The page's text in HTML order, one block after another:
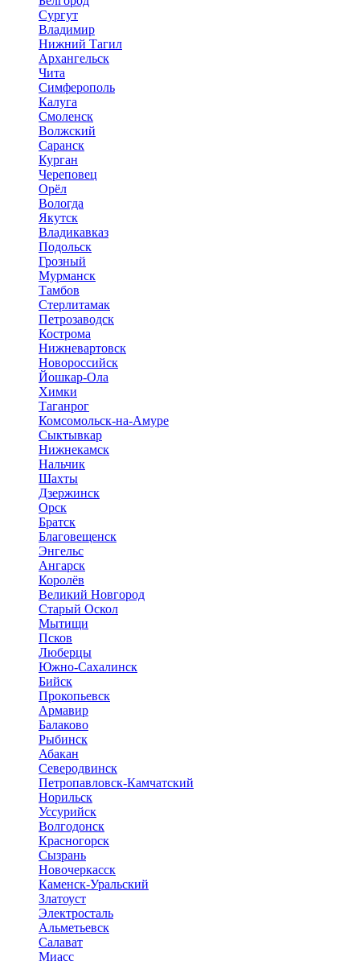
Сургут
Владимир
Нижний Тагил
Архангельск
Чита
Симферополь
Калуга
Смоленск
Волжский
Саранск
Курган
Череповец
Орёл
Вологда
Якутск
Владикавказ
Подольск
Грозный
Мурманск
Тамбов
Стерлитамак
Петрозаводск
Кострома
Нижневартовск
Новороссийск
Йошкар-Ола
Химки
Таганрог
Комсомольск-на-Амуре
Сыктывкар
Нижнекамск
Нальчик
Шахты
Дзержинск
Орск
Братск
Благовещенск
Энгельс
Ангарск
Королёв
Великий Новгород
Старый Оскол
Мытищи
Псков
Люберцы
Южно-Сахалинск
Бийск
Прокопьевск
Армавир
Балаково
Рыбинск
Абакан
Северодвинск
Петропавловск-Камчатский
Норильск
Уссурийск
Волгодонск
Красногорск
Сызрань
Новочеркасск
Каменск-Уральский
Златоуст
Электросталь
Альметьевск
Салават
Миасс